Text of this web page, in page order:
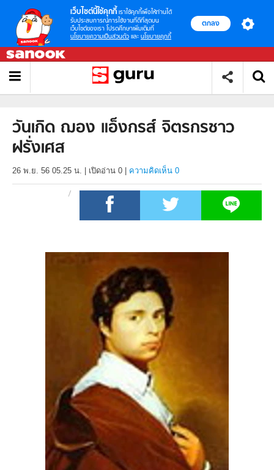
เว็บไซต์นี้ใช้คุกกี้ เราใช้คุกกี้เพื่อให้ท่านได้
รับประสบการณ์การใช้งานที่ดีที่สุดบน
เว็บไซต์ของเรา โปรดศึกษาเพิ่มเติมที่
นโยบายความเป็นส่วนตัว และ นโยบายคุกกี้
ตกลง
วันเกิด ฌอง แอ็งกรส์ จิตรกรชาว
ฝรั่งเศส
26 พ.ย. 56 05.25 น. เปิดอ่าน 0 ความคิดเห็น 0